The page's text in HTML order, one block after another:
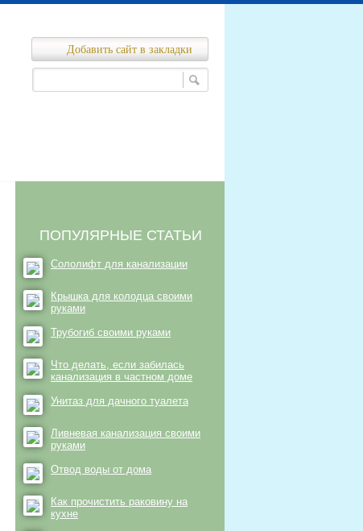
Добавить сайт в закладки
ПОПУЛЯРНЫЕ СТАТЬИ
Сололифт для канализации
Крышка для колодца своими
руками
Трубогиб своими руками
Что делать, если забилась
канализация в частном доме
Унитаз для дачного туалета
Ливневая канализация своими
руками
Отвод воды от дома
Как прочистить раковину на
кухне